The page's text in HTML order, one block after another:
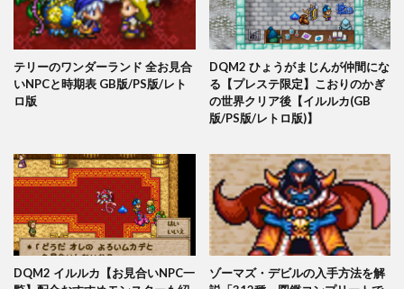
テリーのワンダーランド 全お見合
いNPCと時期表 GB版/PS版/レト
ロ版
DQM2 ひょうがまじんが仲間にな
る【プレステ限定】こおりのかぎ
の世界クリア後【イルルカ(GB
版/PS版/レトロ版)】
DQM2 イルルカ【お見合いNPC一
ゾーマズ・デビルの入手方法を解